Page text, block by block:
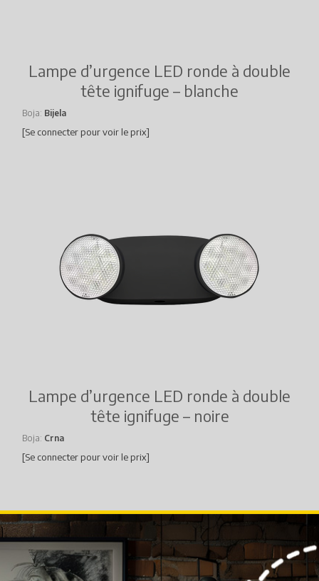
Lampe d’urgence LED ronde à double
tête ignifuge – blanche
Boja Bijela
[Se connecter pour voir le prix]
Lampe d’urgence LED ronde à double
tête ignifuge – noire
Boja Crna
[Se connecter pour voir le prix]